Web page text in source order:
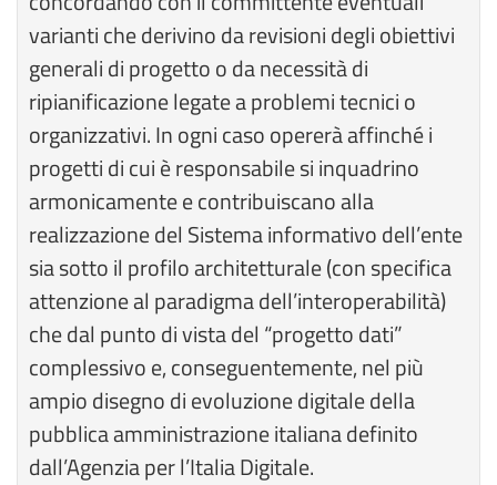
varianti che derivino da revisioni degli obiettivi
generali di progetto o da necessità di
ripianificazione legate a problemi tecnici o
organizzativi. In ogni caso opererà affinché i
progetti di cui è responsabile si inquadrino
armonicamente e contribuiscano alla
realizzazione del Sistema informativo dell’ente
sia sotto il profilo architetturale (con specifica
attenzione al paradigma dell’interoperabilità)
che dal punto di vista del “progetto dati”
complessivo e, conseguentemente, nel più
ampio disegno di evoluzione digitale della
pubblica amministrazione italiana definito
dall’Agenzia per l’Italia Digitale.